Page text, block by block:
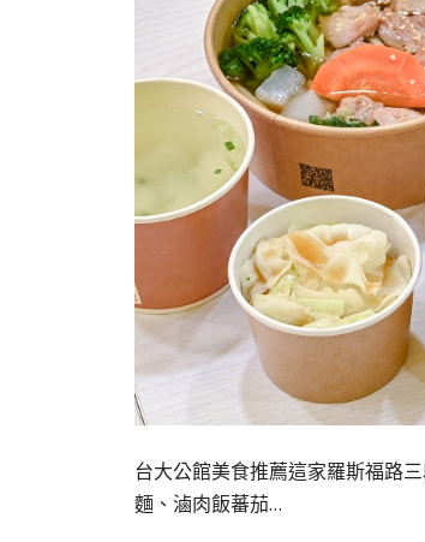
台大公館美食推薦這家羅斯福路
麵、滷肉飯蕃茄…